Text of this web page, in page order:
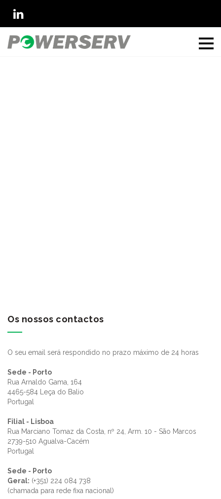
Os nossos contactos
O seu email será respondido no prazo máximo de 24 horas
Sede - Porto
Rua Arnaldo Gama, 164
4465-584 Leça do Balio
Portugal
Filial - Lisboa
Rua Marciano Tomaz da Costa, nº 24, Arm. 10 - São Marcos
2739-510 Agualva-Cacém
Portugal
Sede - Porto
Geral: (+351) 224 084 738
(chamada para rede fixa nacional)